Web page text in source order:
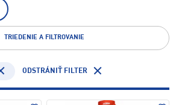
TRIEDENIE A FILTROVANIE
ODSTRÁNIŤ FILTER